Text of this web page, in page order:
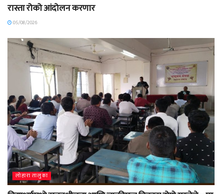
रास्ता रोको आंदोलन करणार
05/08/2026
लोहारा तालुका